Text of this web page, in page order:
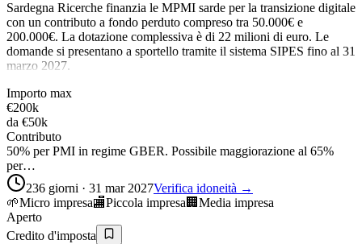
Sardegna Ricerche finanzia le MPMI sarde per la transizione digitale
con un contributo a fondo perduto compreso tra 50.000€ e
200.000€. La dotazione complessiva è di 22 milioni di euro. Le
domande si presentano a sportello tramite il sistema SIPES fino al 31
marzo 2027.
Importo max
€200k
da €50k
Contributo
50% per PMI in regime GBER. Possibile maggiorazione al 65%
per…
236 giorni · 31 mar 2027Verifica idoneità →
🌱Micro impresa🏬Piccola impresa🏢 Media impresa
Aperto
Credito d'imposta